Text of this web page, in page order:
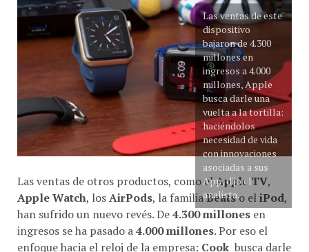
Las ventas de este
dispositivo
bajaron de 4.300
millones en
ingresos a 4.000
millones, Apple
busca darle una
vuelta a la tortilla:
haciéndolos
necesidad de vida
con innovaciones
asociadas a sus
App, dijo el
analista.
Las ventas de otros productos, como elApple TV
Apple Watch , losAirPods, la familiaBeatso eliPod
han sufrido un nuevo revés. De4.300 millonesen
ingresos se ha pasado a4.000 millones. Por eso el
enfoque hacia el reloj de la empresa:Cookbusca darle